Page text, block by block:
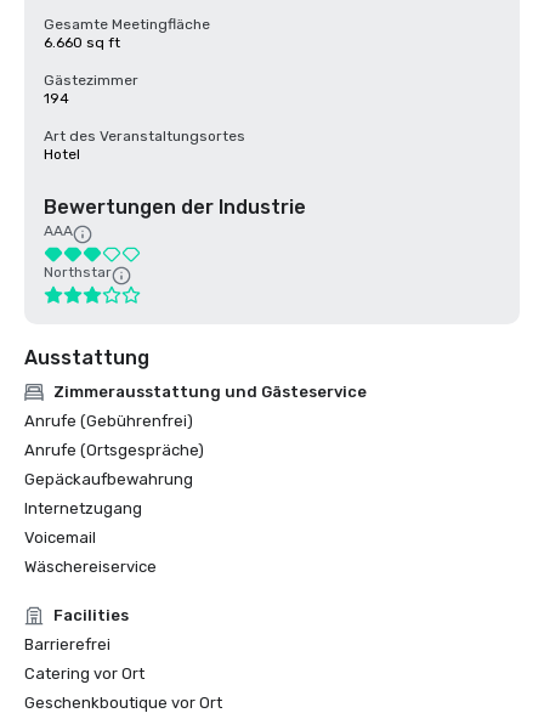
Gesamte Meetingfläche
6.660 sq ft
Gästezimmer
194
Art des Veranstaltungsortes
Hotel
Bewertungen der Industrie
AAA
Northstar
Ausstattung
Zimmerausstattung und Gästeservice
Anrufe (Gebührenfrei)
Anrufe (Ortsgespräche)
Gepäckaufbewahrung
Internetzugang
Voicemail
Wäschereiservice
Facilities
Barrierefrei
Catering vor Ort
Geschenkboutique vor Ort